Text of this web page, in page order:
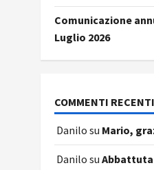
Comunicazione
Luglio 2026
COMMENTI RECENTI
Danilo su Mario,
Danilo su Abbattuta